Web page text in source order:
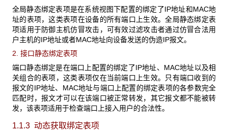
全局静态绑定表项是在系统视图下配置的绑定了IP地址和MAC地
址的表项，这类表项在设备的所有端口上生效。全局静态绑定表
项适用于防御主机仿冒攻击，可有效过滤攻击者通过仿冒合法用
户主机的IP地址或者MAC地址向设备发送的伪造IP报文。
2. 接口静态绑定表项
端口静态绑定是在端口上配置的绑定了IP地址、MAC地址以及相
关组合的表项，这类表项仅在当前端口上生效。只有端口收到的
报文的IP地址、MAC地址与端口上配置的绑定表项的各参数完全
匹配时，报文才可以在该端口被正常转发，其它报文都不能被转
发，该表项适用于检查端口上接入用户的合法性。
1.1.3 动态获取绑定表项